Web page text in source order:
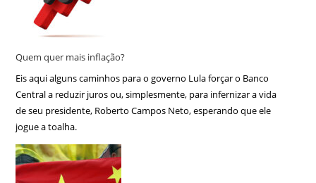
Quem quer mais inflação?
Eis aqui alguns caminhos para o governo Lula forçar o Banco
Central a reduzir juros ou, simplesmente, para infernizar a vida
de seu presidente, Roberto Campos Neto, esperando que ele
jogue a toalha.